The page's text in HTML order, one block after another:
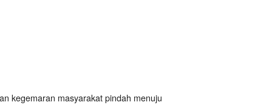
kegemaran masyarakat pindah menuju